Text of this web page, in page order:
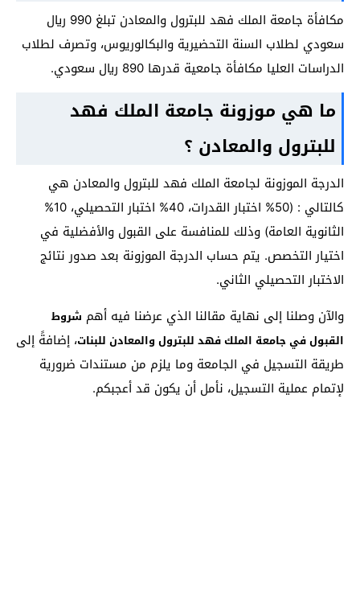
مكافأة جامعة الملك فهد للبترول والمعادن تبلغ 990 ريال
سعودي لطلاب السنة التحضيرية والبكالوريوس، وتصرف لطلاب
الدراسات العليا مكافأة جامعية قدرها 890 ريال سعودي.
ما هي موزونة جامعة الملك فهد
للبترول والمعادن ؟
الدرجة الموزونة لجامعة الملك فهد للبترول والمعادن هي
كالتالي : (50% اختبار القدرات، 40% اختبار التحصيلي، 10%
الثانوية العامة) وذلك للمنافسة على القبول والأفضلية في
اختيار التخصص. يتم حساب الدرجة الموزونة بعد صدور نتائج
الاختبار التحصيلي الثاني.
والآن وصلنا إلى نهاية مقالنا الذي عرضنا فيه أهم شروط
القبول في جامعة الملك فهد للبترول والمعادن للبنات، إضافةً إلى
طريقة التسجيل في الجامعة وما يلزم من مستندات ضرورية
لإتمام عملية التسجيل، نأمل أن يكون قد أعجبكم.